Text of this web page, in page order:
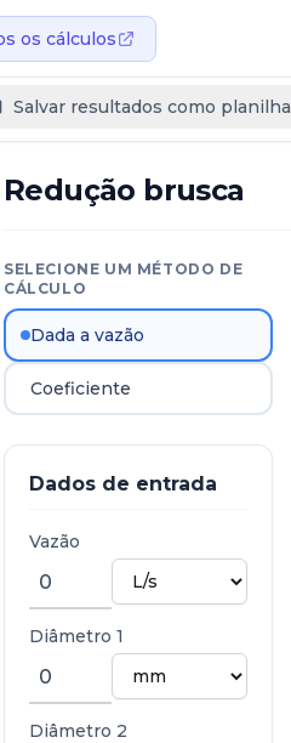
os cálculos
Salvar resultados como planilha
Redução brusca
SELECIONE UM MÉTODO DE
CÁLCULO
Dada a vazão
Coeficiente
Dados de entrada
Vazão
Diâmetro 1
Diâmetro 2